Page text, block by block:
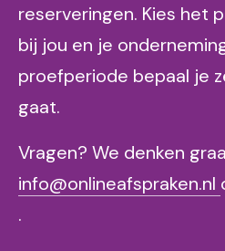
reserveringen. Kies het
bij jou en je
proefperiode bepaal je
gaat.
Vragen? We denken
info@onlineafspraken.nl
.